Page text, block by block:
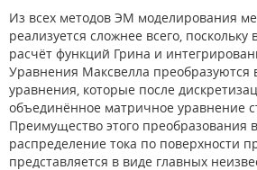
Из всех методов ЭМ моделирования
реализуется сложнее всего,
расчёт функций Грина и
Уравнения Максвелла преобразуются
уравнения, которые после
объединённое матричное уравнение
Преимущество этого преобразования
распределение тока по поверхности
представляется в виде главных